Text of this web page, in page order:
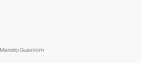
Marcelo Guaxinim